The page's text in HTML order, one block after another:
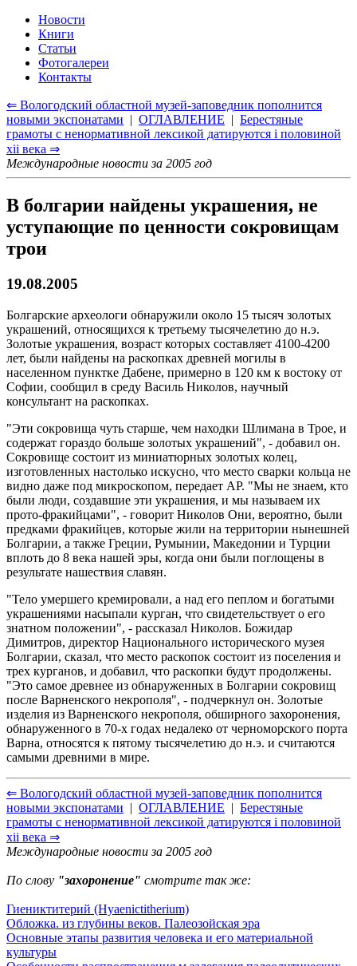
Новости
Книги
Статьи
Фотогалереи
Контакты
⇐ Вологодский областной музей-заповедник пополнится
новыми экспонатами | ОГЛАВЛЕНИЕ | Берестяные
грамоты с ненормативной лексикой датируются i половиной
xii века ⇒
Международные новости за 2005 год
В болгарии найдены украшения, не
уступающие по ценности сокровищам
трои
19.08.2005
Болгарские археологи обнаружили около 15 тысяч золотых
украшений, относящихся к третьему тысячелетию до н.э.
Золотые украшения, возраст которых составляет 4100-4200
лет, были найдены на раскопках древней могилы в
населенном пунктке Дабене, примерно в 120 км к востоку от
Софии, сообщил в среду Василь Николов, научный
консультант на раскопках.
"Эти сокровища чуть старше, чем находки Шлимана в Трое, и
содержат гораздо больше золотых украшений", - добавил он.
Сокровище состоит из миниатюрных золотых колец,
изготовленных настолько искусно, что место сварки кольца не
видно даже под микроскопом, передает АР. "Мы не знаем, кто
были люди, создавшие эти украшения, и мы называем их
прото-фракийцами", - говорит Николов Они, вероятно, были
предками фракийцев, которые жили на территории нынешней
Болгарии, а также Греции, Румынии, Македонии и Турции
вплоть до 8 века нашей эры, когда они были поглощены в
результате нашествия славян.
"Тело умершего кремировали, а над его пеплом и богатыми
украшениями насыпали курган, что свидетельствует о его
знатном положении", - рассказал Николов. Божидар
Димитров, директор Национального исторического музея
Болгарии, сказал, что место раскопок состоит из поселения и
трех курганов, и добавил, что раскопки будут продолжены.
"Это самое древнее из обнаруженных в Болгарии сокровищ
после Варненского некрополя", - подчеркнул он. Золотые
изделия из Варненского некрополя, обширного захоронения,
обнаруженного в 70-х годах недалеко от черноморского порта
Варна, относятся к пятому тысячелетию до н.э. и считаются
самыми древними в мире.
⇐ Вологодский областной музей-заповедник пополнится
новыми экспонатами | ОГЛАВЛЕНИЕ | Берестяные
грамоты с ненормативной лексикой датируются i половиной
xii века ⇒
Международные новости за 2005 год
По слову "захоронение" смотрите так же:
Гиениктитерий (Hyaenictitherium)
Обложка. из глубины веков. Палеозойская эра
Основные этапы развития человека и его материальной
культуры